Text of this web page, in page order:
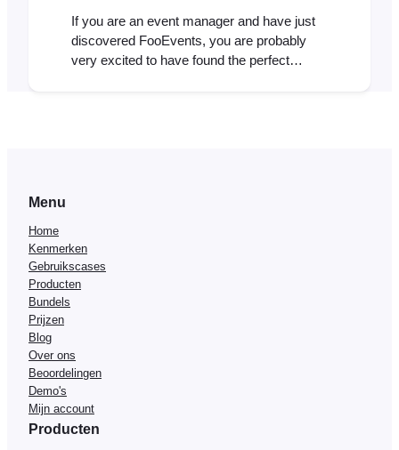
If you are an event manager and have just
discovered FooEvents, you are probably
very excited to have found the perfect
Menu
Home
Kenmerken
Gebruikscases
Producten
Bundels
Prijzen
Blog
Over ons
Beoordelingen
Demo's
Mijn account
Producten